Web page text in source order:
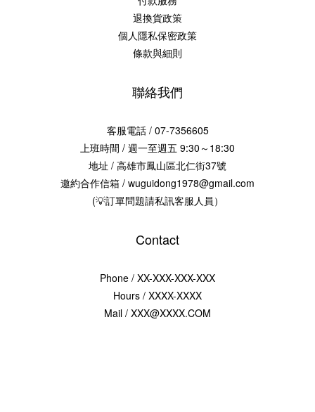
退換貨政策
個人隱私保密政策
條款與細則
聯絡我們
客服電話 / 07-7356605
上班時間 / 週一至週五 9:30～18:30
地址 / 高雄市鳳山區北仁街37號
邀約合作信箱 / wuguidong1978@gmail.com
(💡訂單問題請私訊客服人員）
Contact
Phone / XX-XXX-XXX-XXX
Hours / XXXX-XXXX
Mail / XXX@XXXX.COM